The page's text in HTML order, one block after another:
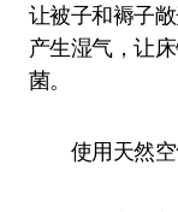
让被子和褥子
产生湿气，让
菌。
使用天然空